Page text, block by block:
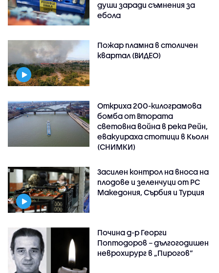
души заради съмнения за
ебола
Пожар пламна в столичен
квартал (ВИДЕО)
Откриха 200-килограмова
бомба от Втората
световна война в река Рейн,
евакуираха стотици в Кьолн
(СНИМКИ)
Засилен контрол на вноса на
плодове и зеленчуци от РС
Македония, Сърбия и Турция
Почина д-р Георги
Поптодоров – дългогодишен
неврохирург в „Пирогов“